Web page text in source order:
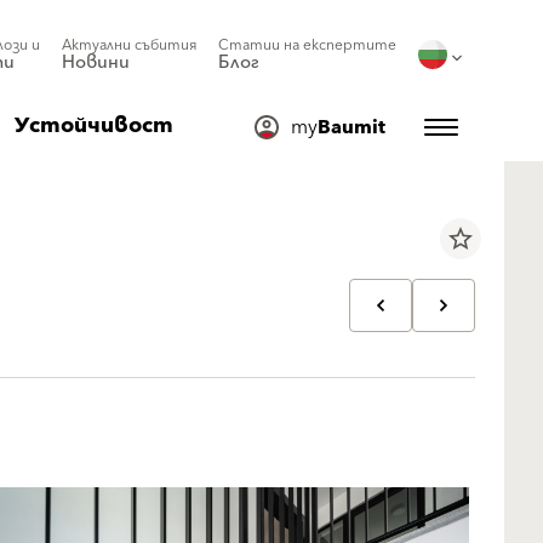
и Актуални събития
Новини
Статии на експертите
Блог
Устойчивост myBaumit
star_border